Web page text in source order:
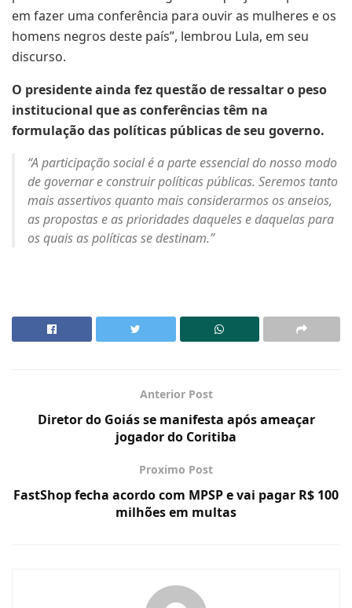
em fazer uma conferência para ouvir as mulheres e os
homens negros deste país”, lembrou Lula, em seu
discurso.
O presidente ainda fez questão de ressaltar o peso
institucional que as conferências têm na
formulação das políticas públicas de seu governo.
“A participação social é a parte essencial do nosso modo
de governar e construir políticas públicas. Seremos tanto
mais assertivos quanto mais considerarmos os anseios,
as propostas e as prioridades daqueles e daquelas para
os quais as políticas se destinam.”
Anterior Post
Diretor do Goiás se manifesta após ameaçar
jogador do Coritiba
Proximo Post
FastShop fecha acordo com MPSP e vai pagar R$ 100
milhões em multas